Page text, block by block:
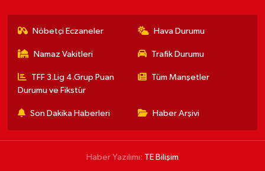
Nöbetçi Eczaneler Hava Durumu
Namaz Vakitleri Trafik Durumu
TFF 3.Lig 4.Grup Puan
Durumu ve Fikstür
Tüm Manşetler
Son Dakika Haberleri Haber Arşivi
Haber Yazılımı: TE Bilişim